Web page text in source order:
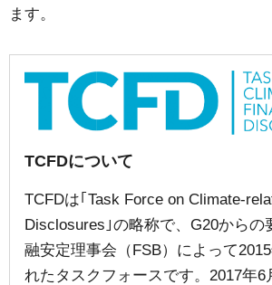
ます。
TCFDについて
TCFDは｢Task Force on Climate-
Disclosures｣の略称で、G20からの
融安定理事会（FSB）によって
れたタスクフォースです。2017年6